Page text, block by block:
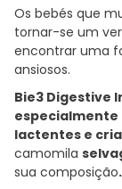
Os bebés que
tornar-se um
encontrar uma
ansiosos.
Bie3 Digestive
especialmente
lactentes e
camomila
sua composição.